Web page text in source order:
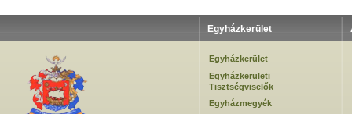
Egyházkerület
Egyházkerület
Egyházkerületi
Tisztségviselők
Egyházmegyék